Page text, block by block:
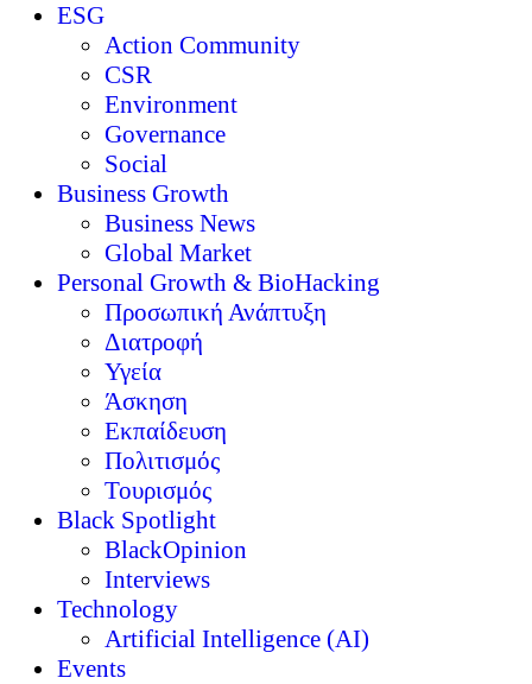
ESG
Action Community
CSR
Environment
Governance
Social
Business Growth
Business News
Global Market
Personal Growth & BioHacking
Προσωπική Ανάπτυξη
Διατροφή
Υγεία
Άσκηση
Εκπαίδευση
Πολιτισμός
Τουρισμός
Black Spotlight
BlackOpinion
Interviews
Technology
Artificial Intelligence (AI)
Events